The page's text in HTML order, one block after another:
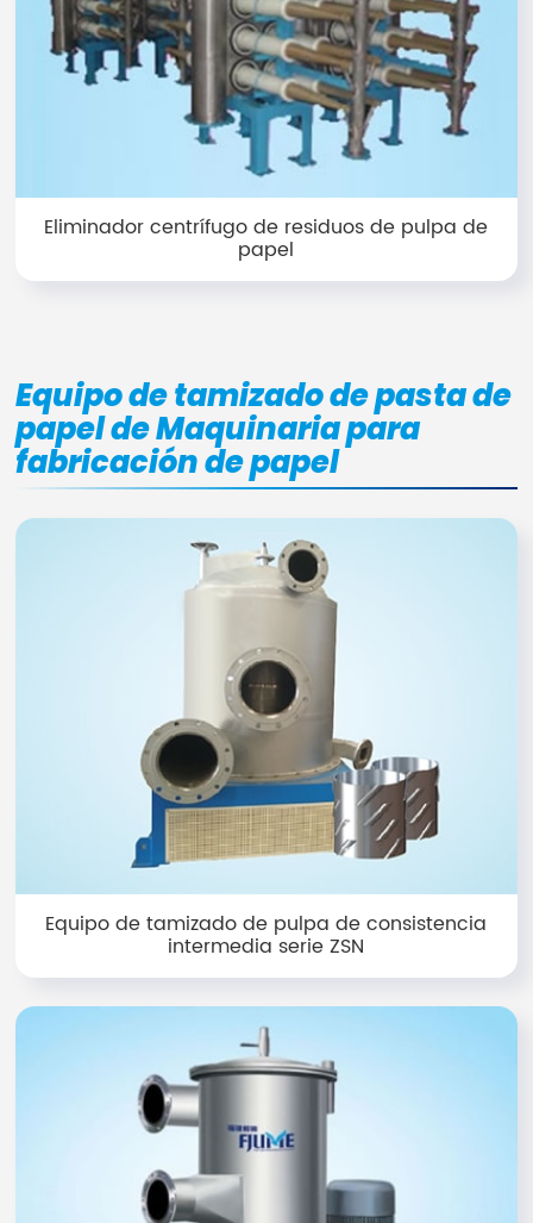
Eliminador centrífugo de residuos de pulpa de
papel
Equipo de tamizado de pasta de
papel de Maquinaria para
fabricación de papel
Equipo de tamizado de pulpa de consistencia
intermedia serie ZSN